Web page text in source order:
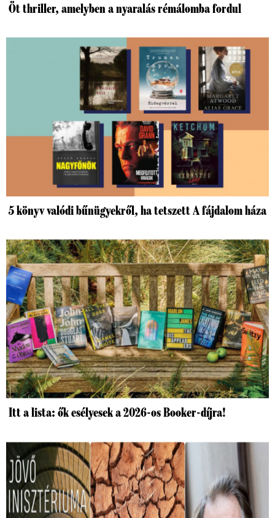
Öt thriller, amelyben a nyaralás rémálomba fordul
5 könyv valódi bűnügyekről, ha tetszett A fájdalom háza
Itt a lista: ők esélyesek a 2026-os Booker-díjra!